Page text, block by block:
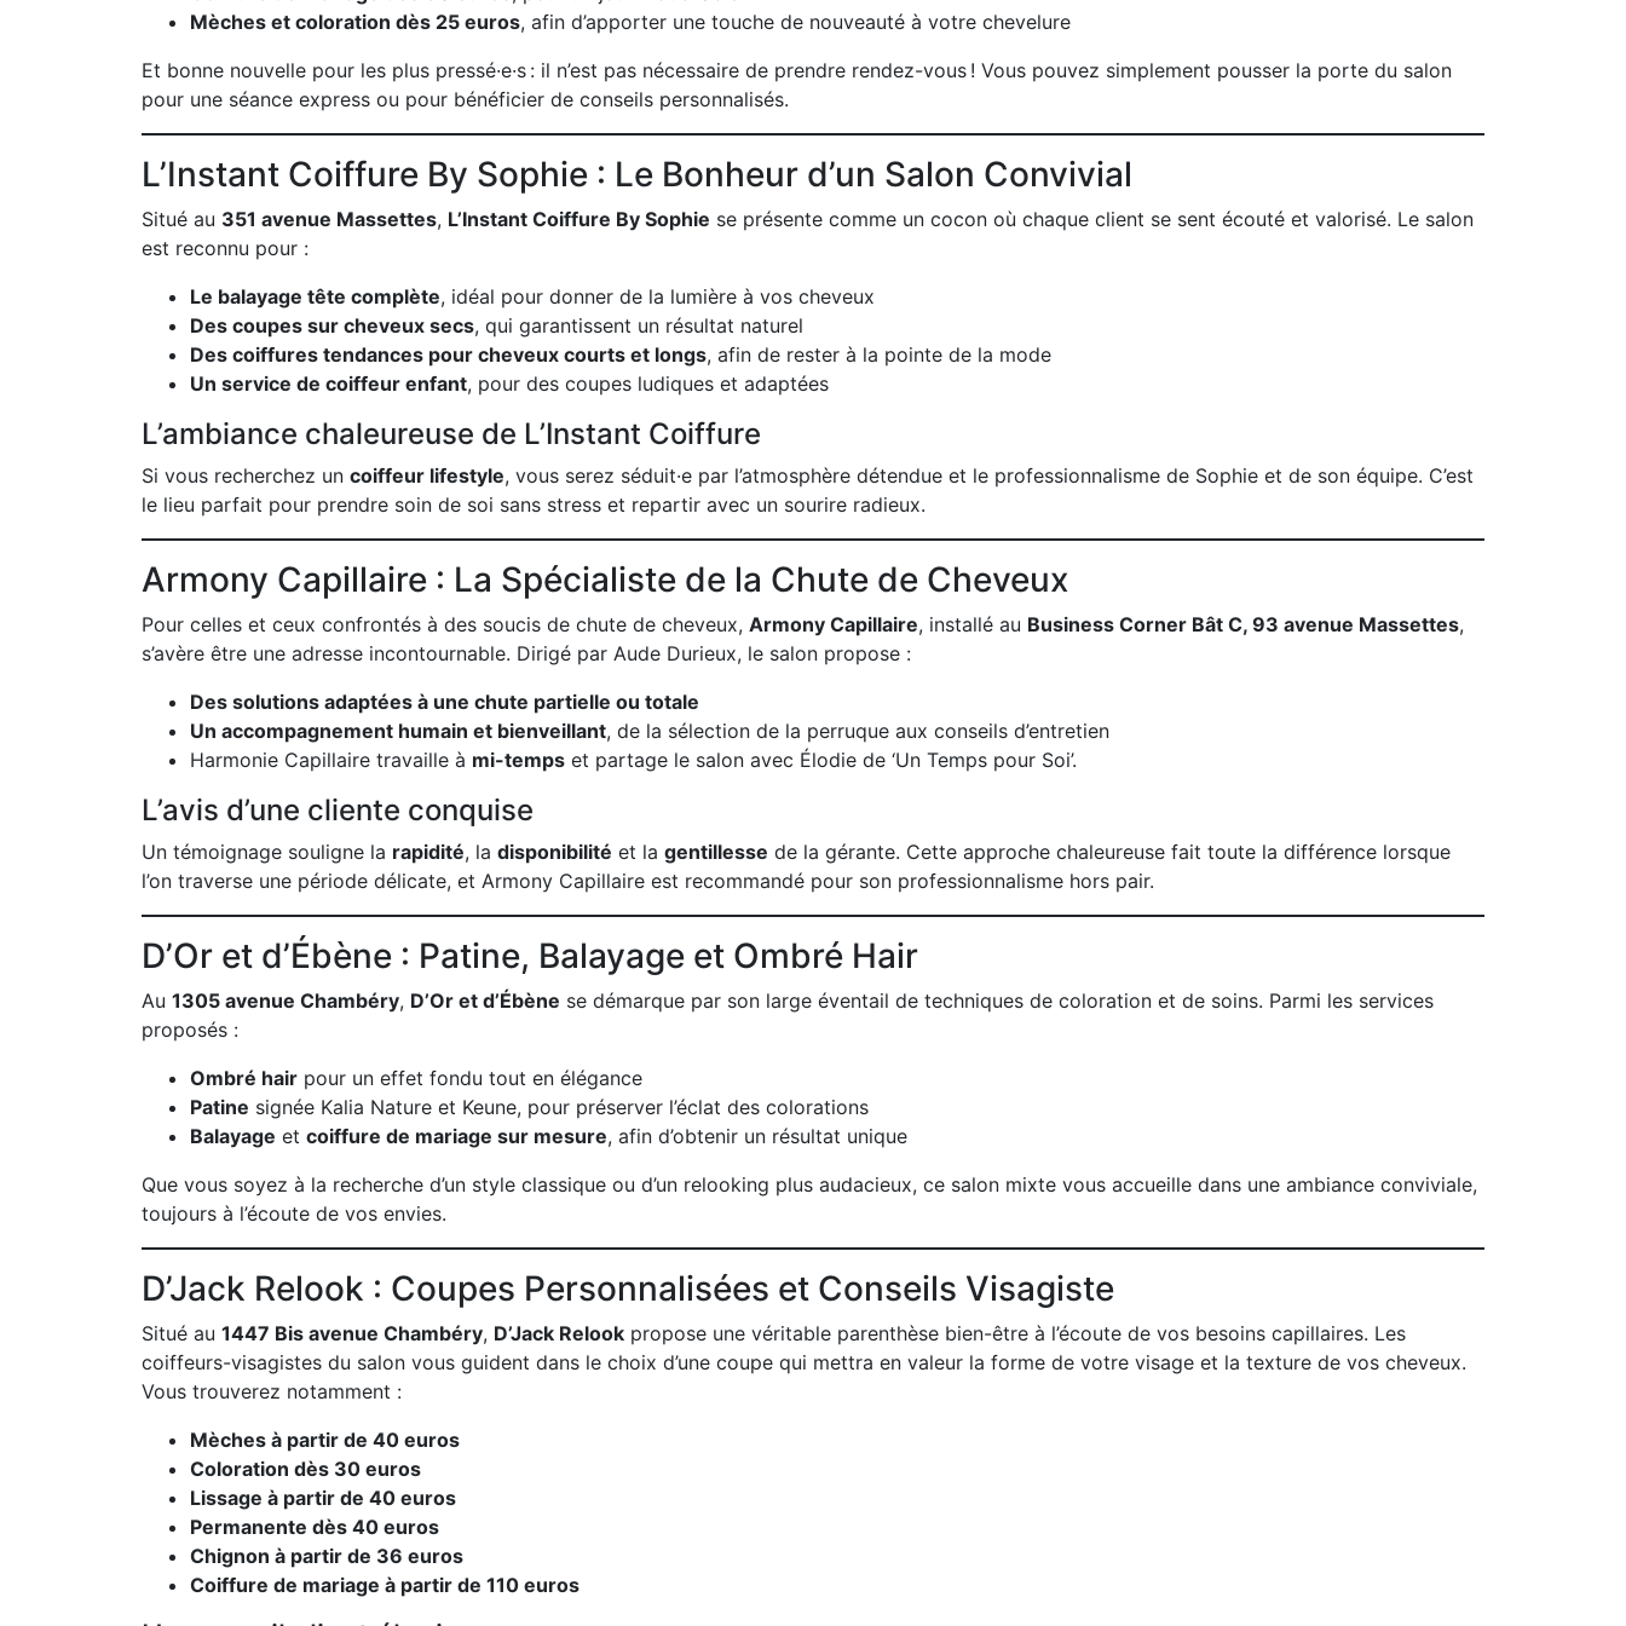
Mèches et coloration dès 25 euros, afin d’apporter une touche de nouveauté à votre chevelure
Et bonne nouvelle pour les plus pressé·e·s : il n’est pas nécessaire de prendre rendez-vous ! Vous pouvez simplement pousser la porte du salon
pour une séance express ou pour bénéficier de conseils personnalisés.
L’Instant Coiffure By Sophie : Le Bonheur d’un Salon Convivial
Situé au 351 avenue Massettes, L’Instant Coiffure By Sophie se présente comme un cocon où chaque client se sent écouté et valorisé. Le salon
est reconnu pour :
Le balayage tête complète, idéal pour donner de la lumière à vos cheveux
Des coupes sur cheveux secs, qui garantissent un résultat naturel
Des coiffures tendances pour cheveux courts et longs, afin de rester à la pointe de la mode
Un service de coiffeur enfant, pour des coupes ludiques et adaptées
L’ambiance chaleureuse de L’Instant Coiffure
Si vous recherchez un coiffeur lifestyle, vous serez séduit·e par l’atmosphère détendue et le professionnalisme de Sophie et de son équipe. C’est
le lieu parfait pour prendre soin de soi sans stress et repartir avec un sourire radieux.
Armony Capillaire : La Spécialiste de la Chute de Cheveux
Pour celles et ceux confrontés à des soucis de chute de cheveux, Armony Capillaire, installé au Business Corner Bât C, 93 avenue Massettes,
s’avère être une adresse incontournable. Dirigé par Aude Durieux, le salon propose :
Des solutions adaptées à une chute partielle ou totale
Un accompagnement humain et bienveillant, de la sélection de la perruque aux conseils d’entretien
Harmonie Capillaire travaille à mi-temps et partage le salon avec Élodie de ‘Un Temps pour Soi’.
L’avis d’une cliente conquise
Un témoignage souligne la rapidité, la disponibilité et la gentillesse de la gérante. Cette approche chaleureuse fait toute la différence lorsque
l’on traverse une période délicate, et Armony Capillaire est recommandé pour son professionnalisme hors pair.
D’Or et d’Ébène : Patine, Balayage et Ombré Hair
Au 1305 avenue Chambéry, D’Or et d’Ébène se démarque par son large éventail de techniques de coloration et de soins. Parmi les services
proposés :
Ombré hair pour un effet fondu tout en élégance
Patine signée Kalia Nature et Keune, pour préserver l’éclat des colorations
Balayage et coiffure de mariage sur mesure, afin d’obtenir un résultat unique
Que vous soyez à la recherche d’un style classique ou d’un relooking plus audacieux, ce salon mixte vous accueille dans une ambiance conviviale,
toujours à l’écoute de vos envies.
D’Jack Relook : Coupes Personnalisées et Conseils Visagiste
Situé au 1447 Bis avenue Chambéry, D’Jack Relook propose une véritable parenthèse bien-être à l’écoute de vos besoins capillaires. Les
coiffeurs-visagistes du salon vous guident dans le choix d’une coupe qui mettra en valeur la forme de votre visage et la texture de vos cheveux.
Vous trouverez notamment :
Mèches à partir de 40 euros
Coloration dès 30 euros
Lissage à partir de 40 euros
Permanente dès 40 euros
Chignon à partir de 36 euros
Coiffure de mariage à partir de 110 euros